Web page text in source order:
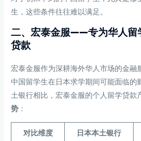
生，这些条件往往难以满足。
二、宏泰金服——专为华人留
贷款
宏泰金服作为深耕海外华人市场的金融
中国留学生在日本求学期间可能面临的
土银行相比，宏泰金服的个人留学贷款
势 ：
对比维度 日本本土银行